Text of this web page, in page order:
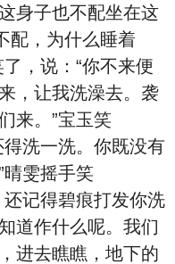
身子也不配坐在这
配，为什么睡着
，说：“你不来便
，让我洗澡去。袭
来。”宝玉笑
洗一洗。你既没有
晴雯摇手笑
记得碧痕打发你洗
道作什么呢。我们
进去瞧瞧，地下的